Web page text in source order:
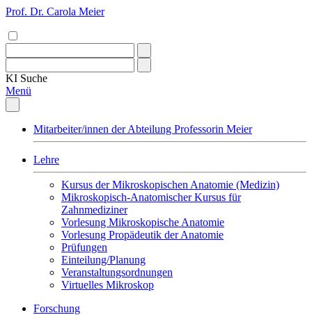
Prof. Dr. Carola Meier
KI Suche
Menü
Mitarbeiter/innen der Abteilung Professorin Meier
Lehre
Kursus der Mikroskopischen Anatomie (Medizin)
Mikroskopisch-Anatomischer Kursus für
Zahnmediziner
Vorlesung Mikroskopische Anatomie
Vorlesung Propädeutik der Anatomie
Prüfungen
Einteilung/Planung
Veranstaltungsordnungen
Virtuelles Mikroskop
Forschung